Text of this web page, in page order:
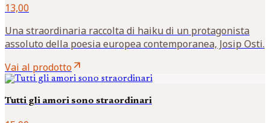
13,00
Una straordinaria raccolta di haiku di un protagonista
assoluto della poesia europea contemporanea, Josip Osti.
Vai al prodottoarrow_outward
Tutti gli amori sono straordinari